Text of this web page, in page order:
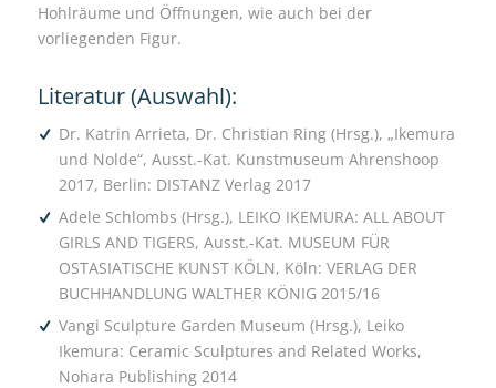
Hohlräume und Öffnungen, wie auch bei der
vorliegenden Figur.
Literatur (Auswahl):
Dr. Katrin Arrieta, Dr. Christian Ring (Hrsg.), „Ikemura
und Nolde“, Ausst.-Kat. Kunstmuseum Ahrenshoop
2017, Berlin: DISTANZ Verlag 2017
Adele Schlombs (Hrsg.), LEIKO IKEMURA: ALL ABOUT
GIRLS AND TIGERS, Ausst.-Kat. MUSEUM FÜR
OSTASIATISCHE KUNST KÖLN, Köln: VERLAG DER
BUCHHANDLUNG WALTHER KÖNIG 2015/16
Vangi Sculpture Garden Museum (Hrsg.), Leiko
Ikemura: Ceramic Sculptures and Related Works,
Nohara Publishing 2014